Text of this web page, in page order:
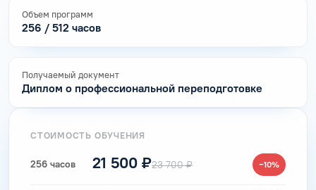
Объем программ
256 / 512 часов
Получаемый документ
Диплом о профессиональной переподготовке
СТОИМОСТЬ ОБУЧЕНИЯ
256 часов 21 500 ₽23 700 ₽ −10%